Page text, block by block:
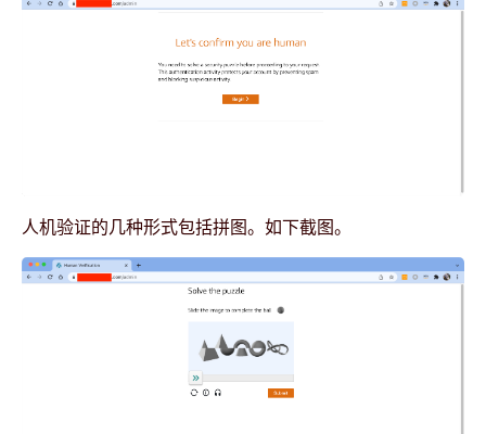
人机验证的几种形式包括拼图。如下截图。